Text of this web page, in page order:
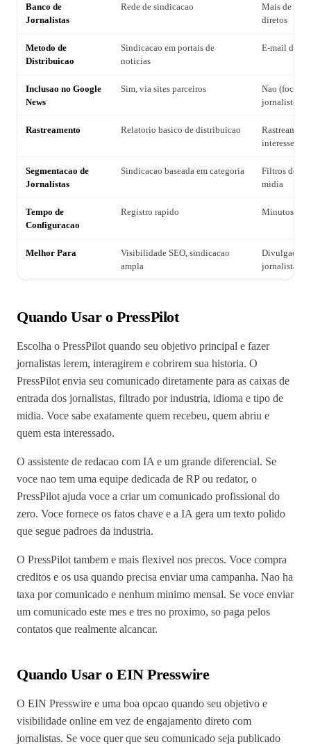
Banco de
Jornalistas
Rede de sindicacao
Mais de
diretos
Metodo de
Distribuicao
Sindicacao em portais de
noticias
E-mail
Inclusao no Google
News
Sim, via sites parceiros
Nao (foco
jornalistas)
Rastreamento Relatorio basico de distribuicao
interesse em
Segmentacao de
Jornalistas
Sindicacao baseada em categoria
Filtros de
midia
Tempo de
Configuracao
Registro rapido Minutos
Melhor Para
Visibilidade SEO, sindicacao
ampla
Divulgacao
jornalistas,
Quando Usar o PressPilot
Escolha o PressPilot quando seu objetivo principal e fazer
jornalistas lerem, interagirem e cobrirem sua historia. O
PressPilot envia seu comunicado diretamente para as caixas de
entrada dos jornalistas, filtrado por industria, idioma e tipo de
midia. Voce sabe exatamente quem recebeu, quem abriu e
quem esta interessado.
O assistente de redacao com IA e um grande diferencial. Se
voce nao tem uma equipe dedicada de RP ou redator, o
PressPilot ajuda voce a criar um comunicado profissional do
zero. Voce fornece os fatos chave e a IA gera um texto polido
que segue padroes da industria.
O PressPilot tambem e mais flexivel nos precos. Voce compra
creditos e os usa quando precisa enviar uma campanha. Nao ha
taxa por comunicado e nenhum minimo mensal. Se voce enviar
um comunicado este mes e tres no proximo, so paga pelos
contatos que realmente alcancar.
Quando Usar o EIN Presswire
O EIN Presswire e uma boa opcao quando seu objetivo e
visibilidade online em vez de engajamento direto com
jornalistas. Se voce quer que seu comunicado seja publicado